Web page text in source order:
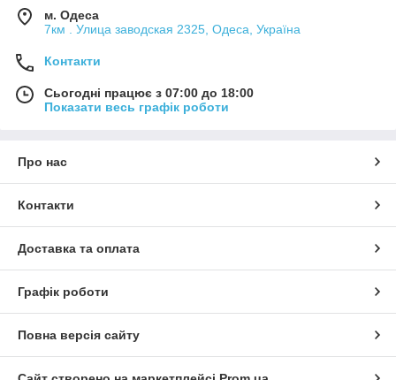
м. Одеса
7км . Улица заводская 2325, Одеса, Україна
Контакти
Сьогодні працює з 07:00 до 18:00
Показати весь графік роботи
Про нас
Контакти
Доставка та оплата
Графік роботи
Повна версія сайту